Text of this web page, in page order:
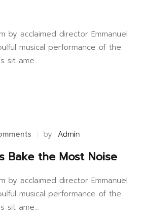
by acclaimed director Emmanuel
musical performance of the
sit ame...
by Admin
Bake the Most Noise
by acclaimed director Emmanuel
musical performance of the
sit ame...